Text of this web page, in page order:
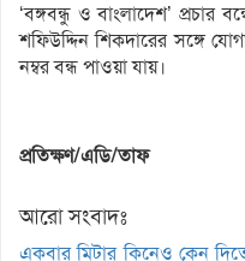
‘বঙ্গবন্ধু ও বাংলাদেশ’ প্রচার
শফিউদ্দিন শিকদারের সঙ্গে
নম্বর বন্ধ পাওয়া যায়।
প্রতিক্ষণ/এডি/তাফ
আরো সংবাদঃ
একবার মিটার কিনেও কেন